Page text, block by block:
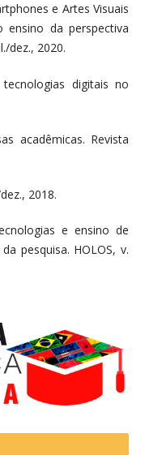
e Artes Visuais
da perspectiva
dez., 2020.
digitais no
acadêmicas. Revista
2018.
e ensino de
pesquisa. HOLOS, v.